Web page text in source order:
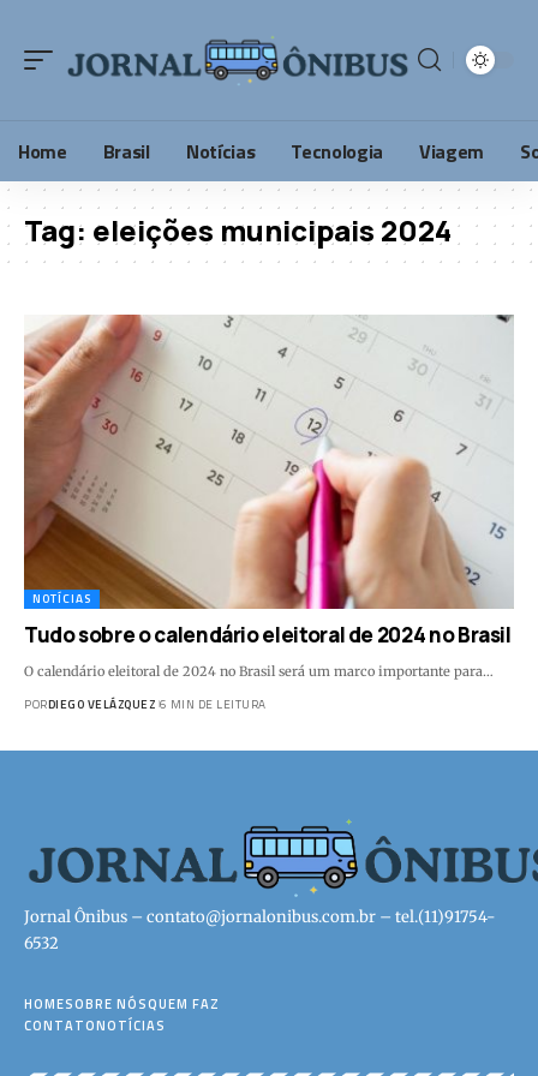
Home Brasil Notícias Tecnologia Viagem
Tag: eleições municipais 2024
NOTÍCIAS
Tudo sobre o calendário eleitoral de 2024 no Brasil
O calendário eleitoral de 2024 no Brasil será um marco importante para…
PORDIEGO VELÁZQUEZ 6 MIN DE LEITURA
Jornal Ônibus – contato@jornalonibus.com.br – tel.(11)91754-
6532
HOMESOBRE NÓSQUEM FAZ
CONTATONOTÍCIAS